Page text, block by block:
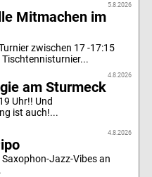
5.8.2026
Mitmachen im
zwischen 17 -17:15
Tischtennisturnier...
4.8.2026
am Sturmeck
Uhr!! Und
ist auch!...
4.8.2026
Saxophon-Jazz-Vibes an